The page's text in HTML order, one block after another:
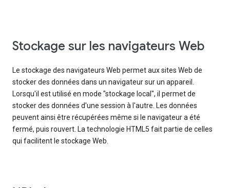
Stockage sur les navigateurs Web
Le stockage des navigateurs Web permet aux sites Web de
stocker des données dans un navigateur sur un appareil.
Lorsqu'il est utilisé en mode "stockage local", il permet de
stocker des données d'une session à l'autre. Les données
peuvent ainsi être récupérées même si le navigateur a été
fermé, puis rouvert. La technologie HTML5 fait partie de celles
qui facilitent le stockage Web.